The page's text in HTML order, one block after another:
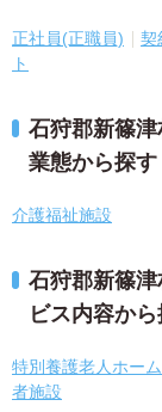
正社員(正職員) 契
ト
石狩郡新篠
業態から探す
介護福祉施設
石狩郡新篠
ビス内容か
特別養護老人ホーム
者施設